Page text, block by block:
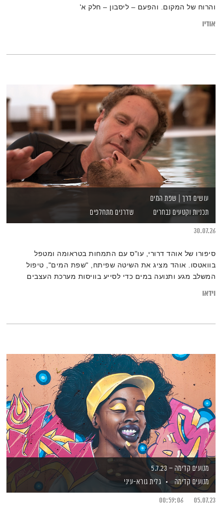
והרוח של המקום. והפעם – ליסבון – חלק א'
אודיו
עושים דרך | שפת המים
תכניות וקטעים נבחרים
שדרנים מתחלפים
30.07.26
סיפורו של אוהד דרורי, עו"ס עם התמחות בטראומה ומטפל
בוואטסו. אוהד מציג את השיטה שפיתח, "שפת המים", טיפול
המשלב מגע ותנועה במים כדי לסייע בוויסות מערכת העצבים
וידאו
מנועים קדימה – 5.7.23
מנועים קדימה
גלית גורא-עיני
05.07.23
00:59:06